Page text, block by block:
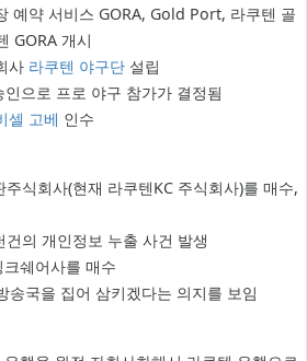
예약 서비스 GORA, Gold Port, 라쿠텐 골
GORA 개시
사 라쿠텐 야구단설립
으로 프로 야구 참가가 결정됨
셀 고베 인수
식회사(현재 라쿠텐KC 주식회사)를 매수,
의 개인정보 누출 사건 발생
쉐어사를 매수
송국을 집어 삼키겠다는 의지를 보임